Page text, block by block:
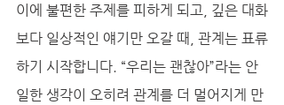
이에 불편한 주제를 피하게 되고, 깊은 대화
보다 일상적인 얘기만 오갈 때, 관계는 표류
하기 시작합니다. “우리는 괜찮아”라는 안
일한 생각이 오히려 관계를 더 멀어지게 만